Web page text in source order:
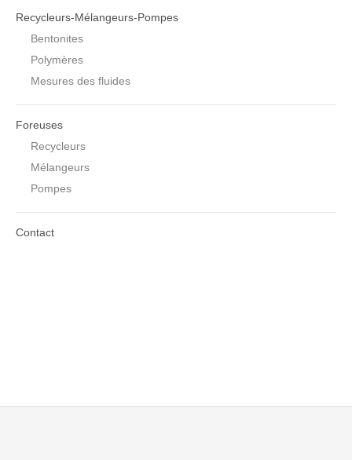
Recycleurs-Mélangeurs-Pompes
Bentonites
Polymères
Mesures des fluides
Foreuses
Recycleurs
Mélangeurs
Pompes
Contact